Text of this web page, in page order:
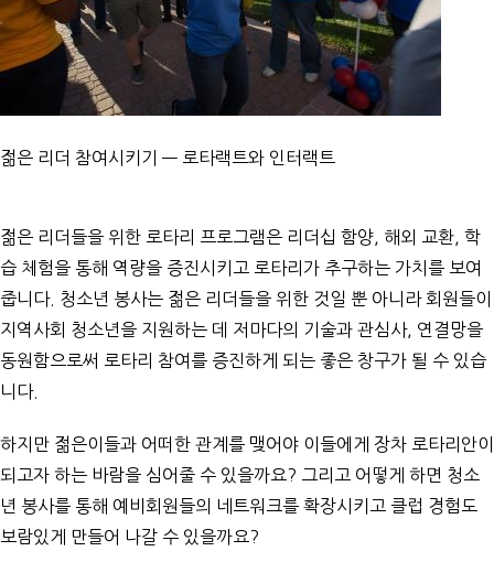
젊은 리더 참여시키기 — 로타랙트와 인터랙트
젊은 리더들을 위한 로타리 프로그램은 리더십 함양, 해외 교환, 학
습 체험을 통해 역량을 증진시키고 로타리가 추구하는 가치를 보여
줍니다. 청소년 봉사는 젊은 리더들을 위한 것일 뿐 아니라 회원들이
지역사회 청소년을 지원하는 데 저마다의 기술과 관심사, 연결망을
동원함으로써 로타리 참여를 증진하게 되는 좋은 창구가 될 수 있습
니다.
하지만 젊은이들과 어떠한 관계를 맺어야 이들에게 장차 로타리안이
되고자 하는 바람을 심어줄 수 있을까요? 그리고 어떻게 하면 청소
년 봉사를 통해 예비회원들의 네트워크를 확장시키고 클럽 경험도
보람있게 만들어 나갈 수 있을까요?